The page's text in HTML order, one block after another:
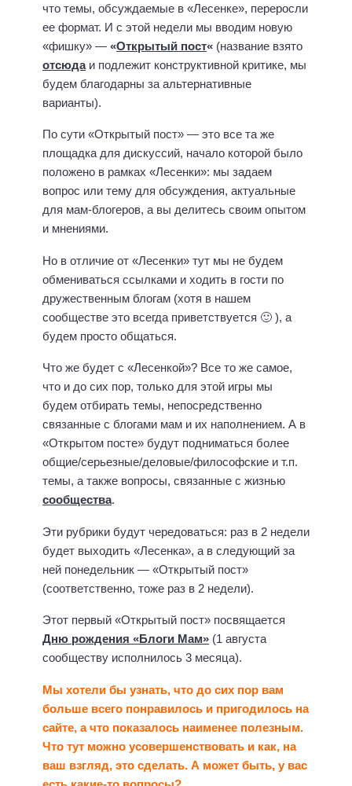
что темы, обсуждаемые в «Лесенке», переросли
ее формат. И с этой недели мы вводим новую
«фишку» — «Открытый пост« (название взято
отсюдаи подлежит конструктивной критике, мы
будем благодарны за альтернативные
варианты).
По сути «Открытый пост» — это все та же
площадка для дискуссий, начало которой было
положено в рамках «Лесенки»: мы задаем
вопрос или тему для обсуждения, актуальные
для мам-блогеров, а вы делитесь своим опытом
и мнениями.
Но в отличие от «Лесенки» тут мы не будем
обмениваться ссылками и ходить в гости по
дружественным блогам (хотя в нашем
сообществе это всегда приветствуется 🙂 ), а
будем просто общаться.
Что же будет с «Лесенкой»? Все то же самое,
что и до сих пор, только для этой игры мы
будем отбирать темы, непосредственно
связанные с блогами мам и их наполнением. А в
«Открытом посте» будут подниматься более
общие/серьезные/деловые/философские и т.п.
темы, а также вопросы, связанные с жизнью
сообщества.
Эти рубрики будут чередоваться: раз в 2 недели
будет выходить «Лесенка», а в следующий за
ней понедельник — «Открытый пост»
(соответственно, тоже раз в 2 недели).
Этот первый «Открытый пост» посвящается
Дню рождения «Блоги Мам» (1 августа
сообществу исполнилось 3 месяца).
Мы хотели бы узнать, что до сих пор вам
больше всего понравилось и пригодилось на
сайте, а что показалось наименее полезным.
Что тут можно усовершенствовать и как, на
ваш взгляд, это сделать. А может быть, у вас